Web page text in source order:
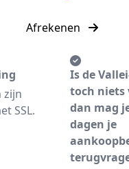
Afrekenen
zijn
SSL.
Is de
toch niets
dan mag
dagen je